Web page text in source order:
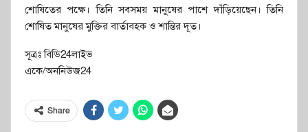
শোষিতের পক্ষে। তিনি সবসময় মানুষের পাশে দাঁড়িয়েছেন। তিনি
শোষিত মানুষের মুক্তির বার্তাবহক ও শান্তির দূত।
সূত্রঃ বিডি24লাইভ
একে/অননিউজ24
Share